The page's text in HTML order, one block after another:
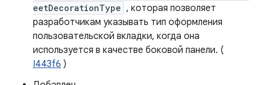
eetDecorationType , которая позволяет
разработчикам указывать тип оформления
пользовательской вкладки, когда она
используется в качестве боковой панели. (
I443f6 )